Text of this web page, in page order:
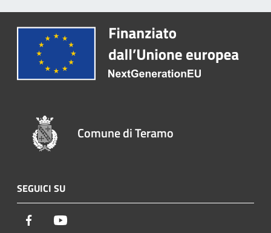
Comune di Teramo
SEGUICI SU
Facebook